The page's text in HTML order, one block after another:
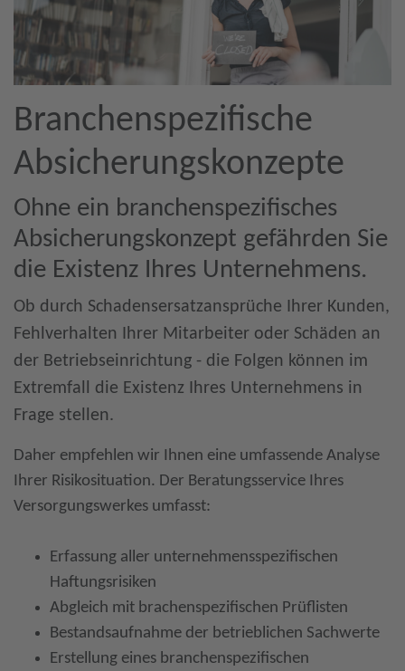
Branchenspezifische
Absicherungskonzepte
Ohne ein branchenspezifisches
Absicherungskonzept gefährden Sie
die Existenz Ihres Unternehmens.
Ob durch Schadensersatzansprüche Ihrer Kunden,
Fehlverhalten Ihrer Mitarbeiter oder Schäden an
der Betriebseinrichtung - die Folgen können im
Extremfall die Existenz Ihres Unternehmens in
Frage stellen.
Daher empfehlen wir Ihnen eine umfassende Analyse
Ihrer Risikosituation. Der Beratungsservice Ihres
Versorgungswerkes umfasst:
Erfassung aller unternehmensspezifischen
Haftungsrisiken
Abgleich mit brachenspezifischen Prüflisten
Bestandsaufnahme der betrieblichen Sachwerte
Erstellung eines branchenspezifischen